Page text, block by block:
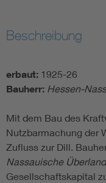
Beschreibung
erbaut: 1925-26
Bauherr: Hessen-
Mit dem Bau des
Nutzbarmachung der
Zufluss zur Dill.
Nassauische
Gesellschaftskapital